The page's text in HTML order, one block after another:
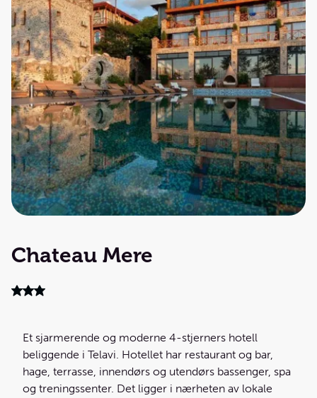
Informasjon
Min reise
Chateau Mere
Et sjarmerende og moderne 4-stjerners hotell
beliggende i Telavi. Hotellet har restaurant og bar,
hage, terrasse, innendørs og utendørs bassenger, spa
og treningssenter. Det ligger i nærheten av lokale